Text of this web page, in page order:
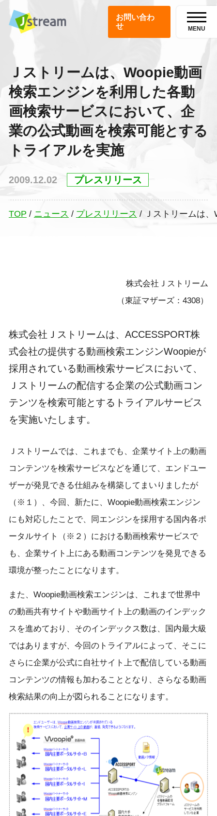
お問い合わ
せ
MENU
Ｊストリームは、Woopie動画
検索エンジンを利用した各動
画検索サービスにおいて、企
業の公式動画を検索可能とする
トライアルを実施
2009.12.02 プレスリリース
TOP / ニュース / プレスリリース / Ｊストリームは
株式会社Ｊストリーム
（東証マザーズ：4308）
株式会社Ｊストリームは、ACCESSPORT株
式会社の提供する動画検索エンジンWoopieが
採用されている動画検索サービスにおいて、
Ｊストリームの配信する企業の公式動画コン
テンツを検索可能とするトライアルサービス
を実施いたします。
Ｊストリームでは、これまでも、企業サイト上の動画
コンテンツを検索サービスなどを通じて、エンドユー
ザーが発見できる仕組みを構築してまいりましたが
（※１）、今回、新たに、Woopie動画検索エンジン
にも対応したことで、同エンジンを採用する国内各ポ
ータルサイト（※２）における動画検索サービスで
も、企業サイト上にある動画コンテンツを発見できる
環境が整ったことになります。
また、Woopie動画検索エンジンは、これまで世界中
の動画共有サイトや動画サイト上の動画のインデック
スを進めており、そのインデックス数は、国内最大級
ではありますが、今回のトライアルによって、そこに
さらに企業が公式に自社サイト上で配信している動画
コンテンツの情報も加わることとなり、さらなる動画
検索結果の向上が図られることになります。